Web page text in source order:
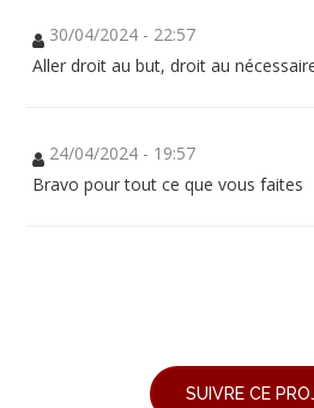
30/04/2024 - 22:57
Aller droit au but, droit au
24/04/2024 - 19:57
Bravo pour tout ce que vous faites